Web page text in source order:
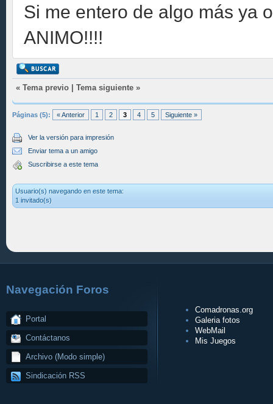
Si me entero de algo más ya
ANIMO!!!!
« Tema previo Tema siguiente »
Páginas (5): « Anterior 1 2 3 4 5 Siguiente »
Ver la versión para impresión
Enviar tema a un amigo
Suscribirse a este tema
Usuario(s) navegando en este tema:
1 invitado(s)
Navegación Foros
Portal
Contáctanos
Archivo (Modo simple)
Sindicación RSS
Comadronas.org
Galeria fotos
WebMail
Mis Juegos